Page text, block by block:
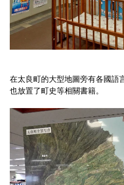
在太良町的大型地圖旁有各國語
也放置了町史等相關書籍。